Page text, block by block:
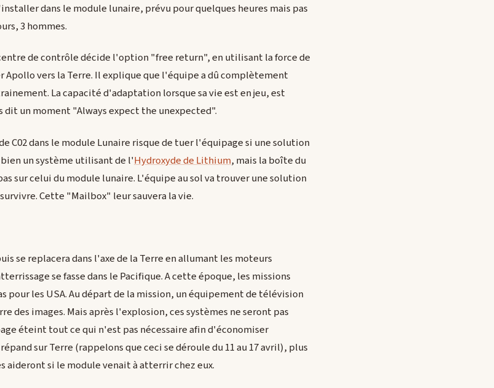
dans le module lunaire, prévu pour quelques heures mais pas
3 hommes.
de contrôle décide l'option "free return", en utilisant la force de
Apollo vers la Terre. Il explique que l'équipe a dû complètement
La capacité d'adaptation lorsque sa vie est en jeu, est
un moment "Always expect the unexpected".
C02 dans le module Lunaire risque de tuer l'équipage si une solution
un système utilisant de l'Hydroxyde de Lithium, mais la boîte du
sur celui du module lunaire. L'équipe au sol va trouver une solution
Cette "Mailbox" leur sauvera la vie.
se replacera dans l'axe de la Terre en allumant les moteurs
se fasse dans le Pacifique. A cette époque, les missions
pour les USA. Au départ de la mission, un équipement de télévision
des images. Mais après l'explosion, ces systèmes ne seront pas
éteint tout ce qui n'est pas nécessaire afin d'économiser
sur Terre (rappelons que ceci se déroule du 11 au 17 avril), plus
aideront si le module venait à atterrir chez eux.